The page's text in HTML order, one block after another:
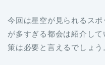
今回は星空が見られるス
が多すぎる都会は紹介し
策は必要と言えるでしょう